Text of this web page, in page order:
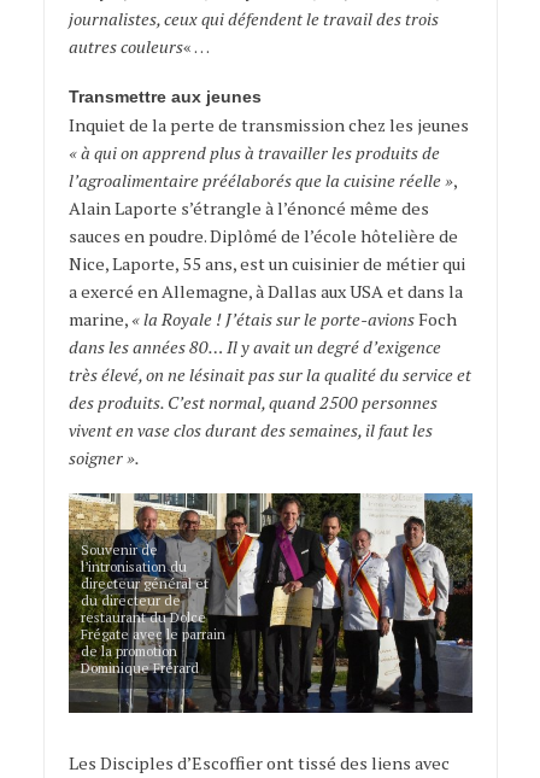
journalistes, ceux qui défendent le travail des trois
autres couleurs« …
Transmettre aux jeunes
Inquiet de la perte de transmission chez les jeunes
« à qui on apprend plus à travailler les produits de
l’agroalimentaire préélaborés que la cuisine réelle »,
Alain Laporte s’étrangle à l’énoncé même des
sauces en poudre. Diplômé de l’école hôtelière de
Nice, Laporte, 55 ans, est un cuisinier de métier qui
a exercé en Allemagne, à Dallas aux USA et dans la
marine, « la Royale ! J’étais sur le porte-avionsFoch
dans les années 80… Il y avait un degré d’exigence
très élevé, on ne lésinait pas sur la qualité du service et
des produits. C’est normal, quand 2500 personnes
vivent en vase clos durant des semaines, il faut les
soigner ».
Souvenir de
l’intronisation du
directeur général et
du directeur de
restaurant du Dolce
Frégate avec le parrain
de la promotion
Dominique Frérard
Les Disciples d’Escoffier ont tissé des liens avec